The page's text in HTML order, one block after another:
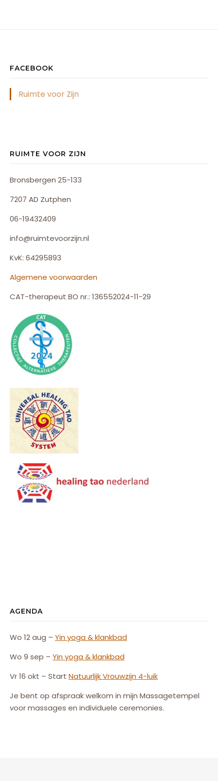
FACEBOOK
Ruimte voor Zijn
RUIMTE VOOR ZIJN
Bronsbergen 25-133
7207 AD Zutphen
06-19432409
info@ruimtevoorzijn.nl
KvK: 64295893
Algemene voorwaarden
CAT-therapeut BO nr.: 136552024-11-29
AGENDA
Wo 12 aug – Yin yoga & klankbad
Wo 9 sep – Yin yoga & klankbad
Vr 16 okt – Start NatuurlijkVrouwzijn 4-luik
Je bent op afspraak welkom in mijn Massagetempel
voor massages en individuele ceremonies.